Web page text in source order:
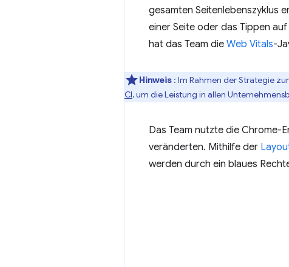
gesamten Seitenlebenszyklus
einer Seite oder das Tippen
hat das Team die Web Vitals-
Hinweis : Im Rahmen der Strategie
CI, um die Leistung in allen
Das Team nutzte die Chrome-
veränderten. Mithilfe der
werden durch ein blaues